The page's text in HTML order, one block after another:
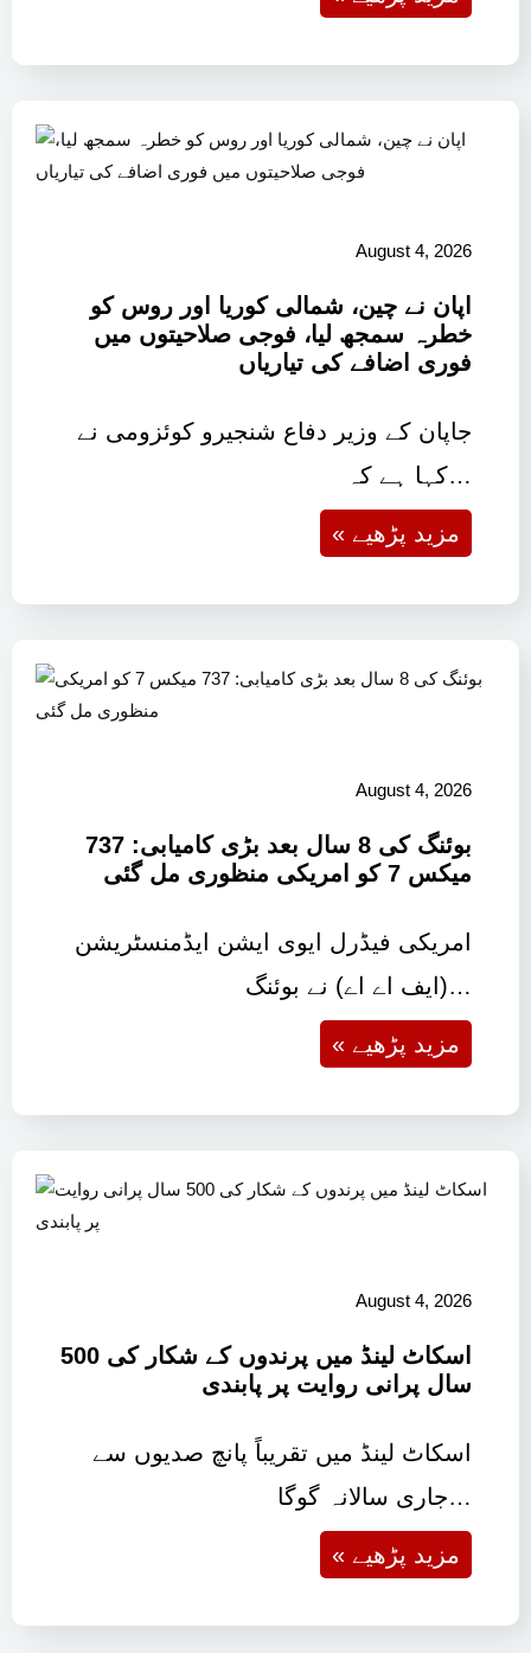
August 4, 2026
اپان نے چین، شمالی کوریا اور روس کو
خطرہ سمجھ لیا، فوجی صلاحیتوں میں
فوری اضافے کی تیاریاں
جاپان کے وزیر دفاع شنجیرو کوئزومی نے
کہا ہے کہ…
« مزید پڑھیے
August 4, 2026
بوئنگ کی 8 سال بعد بڑی کامیابی: 737
میکس 7 کو امریکی منظوری مل گئی
امریکی فیڈرل ایوی ایشن ایڈمنسٹریشن
(ایف اے اے) نے بوئنگ…
« مزید پڑھیے
August 4, 2026
اسکاٹ لینڈ میں پرندوں کے شکار کی 500
سال پرانی روایت پر پابندی
اسکاٹ لینڈ میں تقریباً پانچ صدیوں سے
جاری سالانہ گوگا…
« مزید پڑھیے